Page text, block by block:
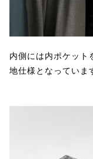
内側には内ポケット
地仕様となっていま